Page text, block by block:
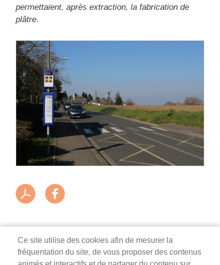
permettaient, après extraction, la fabrication de
plâtre.
Ce site utilise des cookies afin de mesurer la
fréquentation du site, de vous proposer des contenus
Mairie de Survilliers